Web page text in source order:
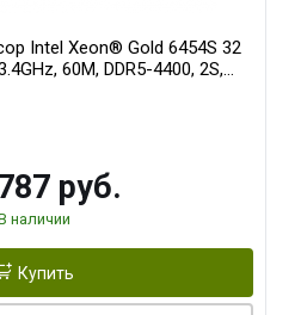
Intel Xeon® Gold 6454S 32
60M, DDR5-4400, 2S,
руб.
наличии
Купить